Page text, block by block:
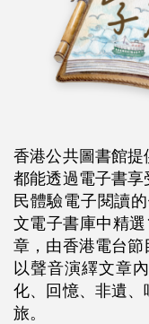
香港公共圖書館
都能透過電子書
民體驗電子閱讀
文電子書庫中精
章，由香港電台
以聲音演繹文章
化、回憶、非遺
旅。